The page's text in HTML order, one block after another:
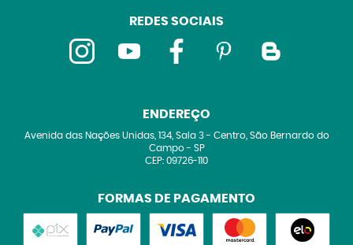
REDES SOCIAIS
ENDEREÇO
Avenida das Nações Unidas, 134, Sala 3- Centro, São Bernardo do
Campo- SP
CEP: 09726-110
FORMAS DE PAGAMENTO